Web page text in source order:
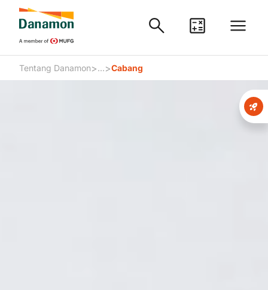
Tentang Danamon>...>Cabang